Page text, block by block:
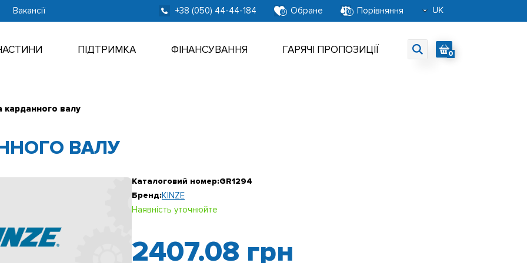
Вакансії +38 (050) 44-44-184 0 Обране 0 Порівняння
UK
RU
EN
ПІДТРИМКА ФІНАНСУВАННЯ ГАРЯЧІ ПРОПОЗИЦІЇ 0
карданного валу
ВАЛУ
Каталоговий номер:GR1294
Бренд:KINZE
Наявність уточнюйте
2407.08 грн